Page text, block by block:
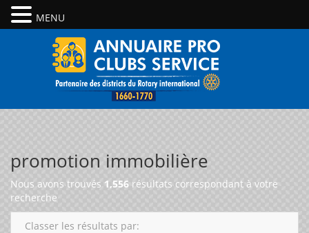
promotion immobilière
Nous avons trouvés 1,556 résultats correspondant à votre
recherche
Classer les résultats par:
MENU